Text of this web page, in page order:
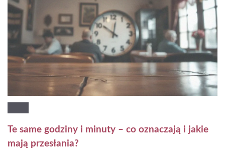
Te same godziny i minuty – co oznaczają i jakie
mają przesłania?